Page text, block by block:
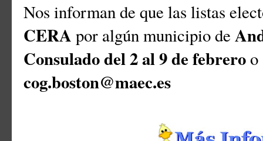
Nos informan de que las listas
CERA por algún municipio de
Consulado del 2 al 9 de febreroo
cog.boston@maec.es